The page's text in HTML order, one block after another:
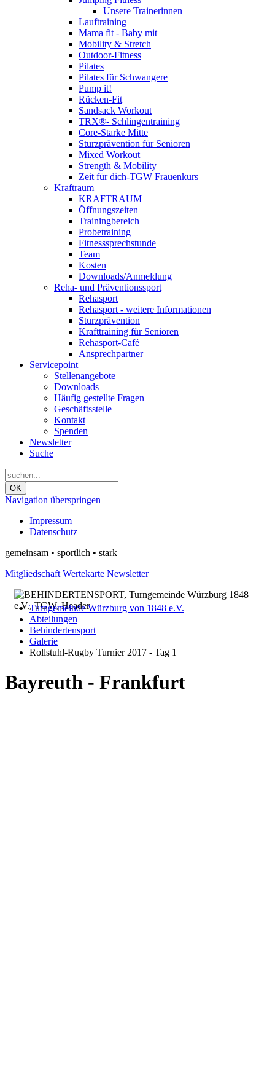
Unsere Trainerinnen
Lauftraining
Mama fit - Baby mit
Mobility & Stretch
Outdoor-Fitness
Pilates
Pilates für Schwangere
Pump it!
Rücken-Fit
Sandsack Workout
TRX®- Schlingentraining
Core-Starke Mitte
Sturzprävention für Senioren
Mixed Workout
Strength & Mobility
Zeit für dich-TGW Frauenkurs
Kraftraum
KRAFTRAUM
Öffnungszeiten
Trainingbereich
Probetraining
Fitnesssprechstunde
Team
Kosten
Downloads/Anmeldung
Reha- und Präventionssport
Rehasport
Rehasport - weitere Informationen
Sturzprävention
Krafttraining für Senioren
Rehasport-Café
Ansprechpartner
Servicepoint
Stellenangebote
Downloads
Häufig gestellte Fragen
Geschäftsstelle
Kontakt
Spenden
Newsletter
Suche
OK
Navigation überspringen
Impressum
Datenschutz
gemeinsam • sportlich • stark
Mitgliedschaft Wertekarte Newsletter
Turngemeinde Würzburg von 1848 e.V.
Abteilungen
Behindertensport
Galerie
Rollstuhl-Rugby Turnier 2017 - Tag 1
Bayreuth - Frankfurt